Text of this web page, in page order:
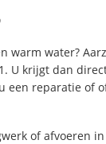
warm water?
U krijgt dan
een reparatie of
of afvoeren in